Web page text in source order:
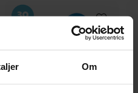
Om